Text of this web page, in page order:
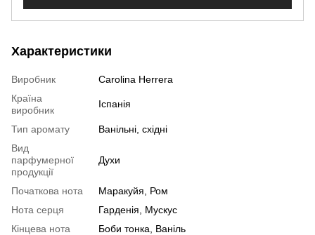
Характеристики
Виробник
Carolina Herrera
Країна
виробник
Іспанія
Тип аромату
Ванільні, східні
Вид
парфумерної
продукції
Духи
Початкова нота
Маракуйя, Ром
Нота серця
Гарденія, Мускус
Кінцева нота
Боби тонка, Ваніль